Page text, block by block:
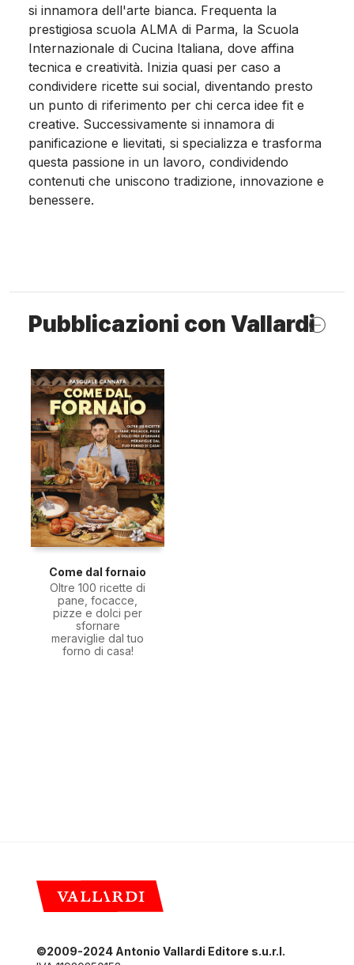
si innamora dell'arte bianca. Frequenta la
prestigiosa scuola ALMA di Parma, la Scuola
Internazionale di Cucina Italiana, dove affina
tecnica e creatività. Inizia quasi per caso a
condividere ricette sui social, diventando presto
un punto di riferimento per chi cerca idee fit e
creative. Successivamente si innamora di
panificazione e lievitati, si specializza e trasforma
questa passione in un lavoro, condividendo
contenuti che uniscono tradizione, innovazione e
benessere.
Pubblicazioni con Vallardi
Come dal fornaio
Oltre 100 ricette di
pane, focacce,
pizze e dolci per
sfornare
meraviglie dal tuo
forno di casa!
©2009-2024 Antonio Vallardi Editore s.u.r.l.